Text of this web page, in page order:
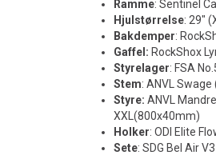
Ramme: Sentinel
Hjulstørrelse: 29"
Bakdemper:
Gaffel: RockShox
Styrelager: FSA
Stem: ANVL
Styre: ANVL
XXL(800x40mm)
Holker: ODI Elite
Sete: SDG Bel Air V3